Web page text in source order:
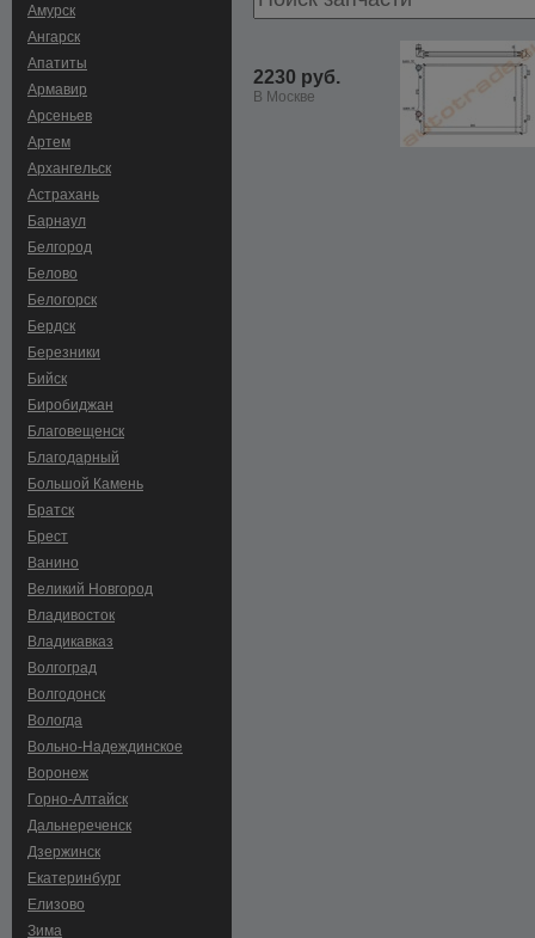
Амурск
Ангарск
Апатиты
Армавир
Арсеньев
Артем
Архангельск
Астрахань
Барнаул
Белгород
Белово
Белогорск
Бердск
Березники
Бийск
Биробиджан
Благовещенск
Благодарный
Большой Камень
Братск
Брест
Ванино
Великий Новгород
Владивосток
Владикавказ
Волгоград
Волгодонск
Вологда
Вольно-Hадеждинское
Воронеж
Горно-Алтайск
Дальнереченск
Дзержинск
Екатеринбург
Елизово
Зима
2230 руб.
В Москве